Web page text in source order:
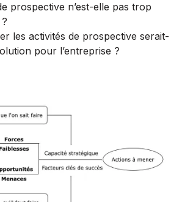
prospective n’est-elle pas trop
les activités de prospective serait-
pour l’entreprise ?